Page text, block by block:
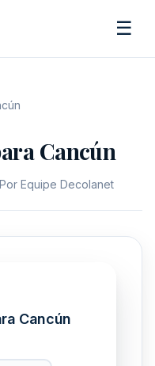
☰
Cancún
Equipe Decolanet
Cancún